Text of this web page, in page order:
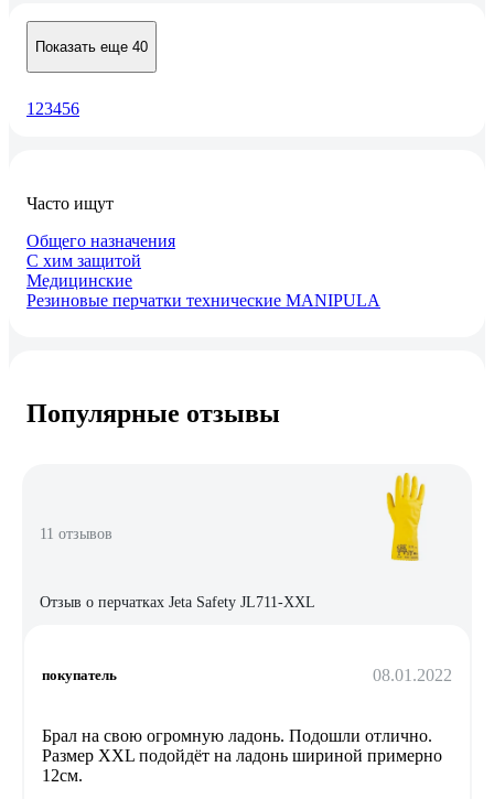
Показать еще 40
1 23456
Часто ищут
Общего назначения
С хим защитой
Медицинские
Резиновые перчатки технические MANIPULA
Популярные отзывы
11 отзывов
Отзыв о перчатках Jeta Safety JL711-XXL
покупатель 08.01.2022
Брал на свою огромную ладонь. Подошли отлично.
Размер XXL подойдёт на ладонь шириной примерно
12см.